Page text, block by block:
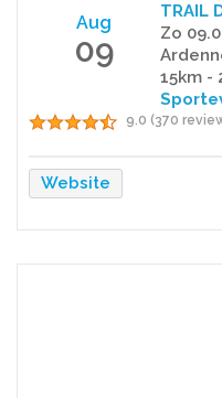
Aug
09
TRAIL
Zo
15km -
9.0 (370
Website